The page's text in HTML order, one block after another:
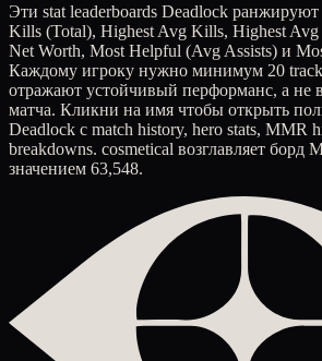
Эти stat leaderboards Deadlock
Kills (Total), Highest Avg Kills, Highest Avg
Net Worth, Most Helpful (Avg Assists) и
Каждому игроку нужно минимум 20
отражают устойчивый перформанс, а не
матча. Кликни на имя чтобы открыть
Deadlock с match history, hero stats, MMR
breakdowns. cosmetical возглавляет борд
значением 63,548.